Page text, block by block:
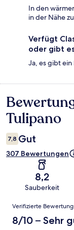
In den
in der Nähe
Verfügt
oder gibt
Ja, es gibt ein
Tulipano
7,8 Gut
307 Bewertungen
8,2
Sauberkeit
Verifizierte Bewertung
8/10 – Sehr